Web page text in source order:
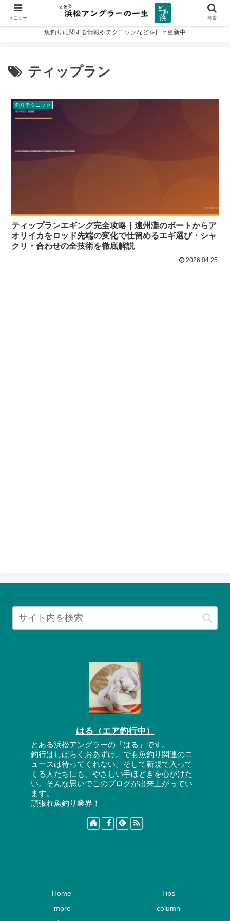
魚釣りに関する情報やテクニックなどを日々更新中
ティップラン
釣りテクニック
ティップランエギング完全攻略｜遠州灘のボートからア
オリイカをロッド先端の変化で仕留めるエギ選び・シャ
クリ・合わせの全技術を徹底解説
2026.04.25
はる（エア釣行中）
とある浜松アングラーの「はる」です。
釣行はしばらくおあずけ。でも魚釣り関連のニ
ュースは待ってくれない。そして新規で入って
くる人たちにも、やさしい手ほどきを心がけた
い。そんな思いでこのブログが出来上がってい
ます。
頑張れ魚釣り業界！
Home
Tips
impre
column
メニュー 検索